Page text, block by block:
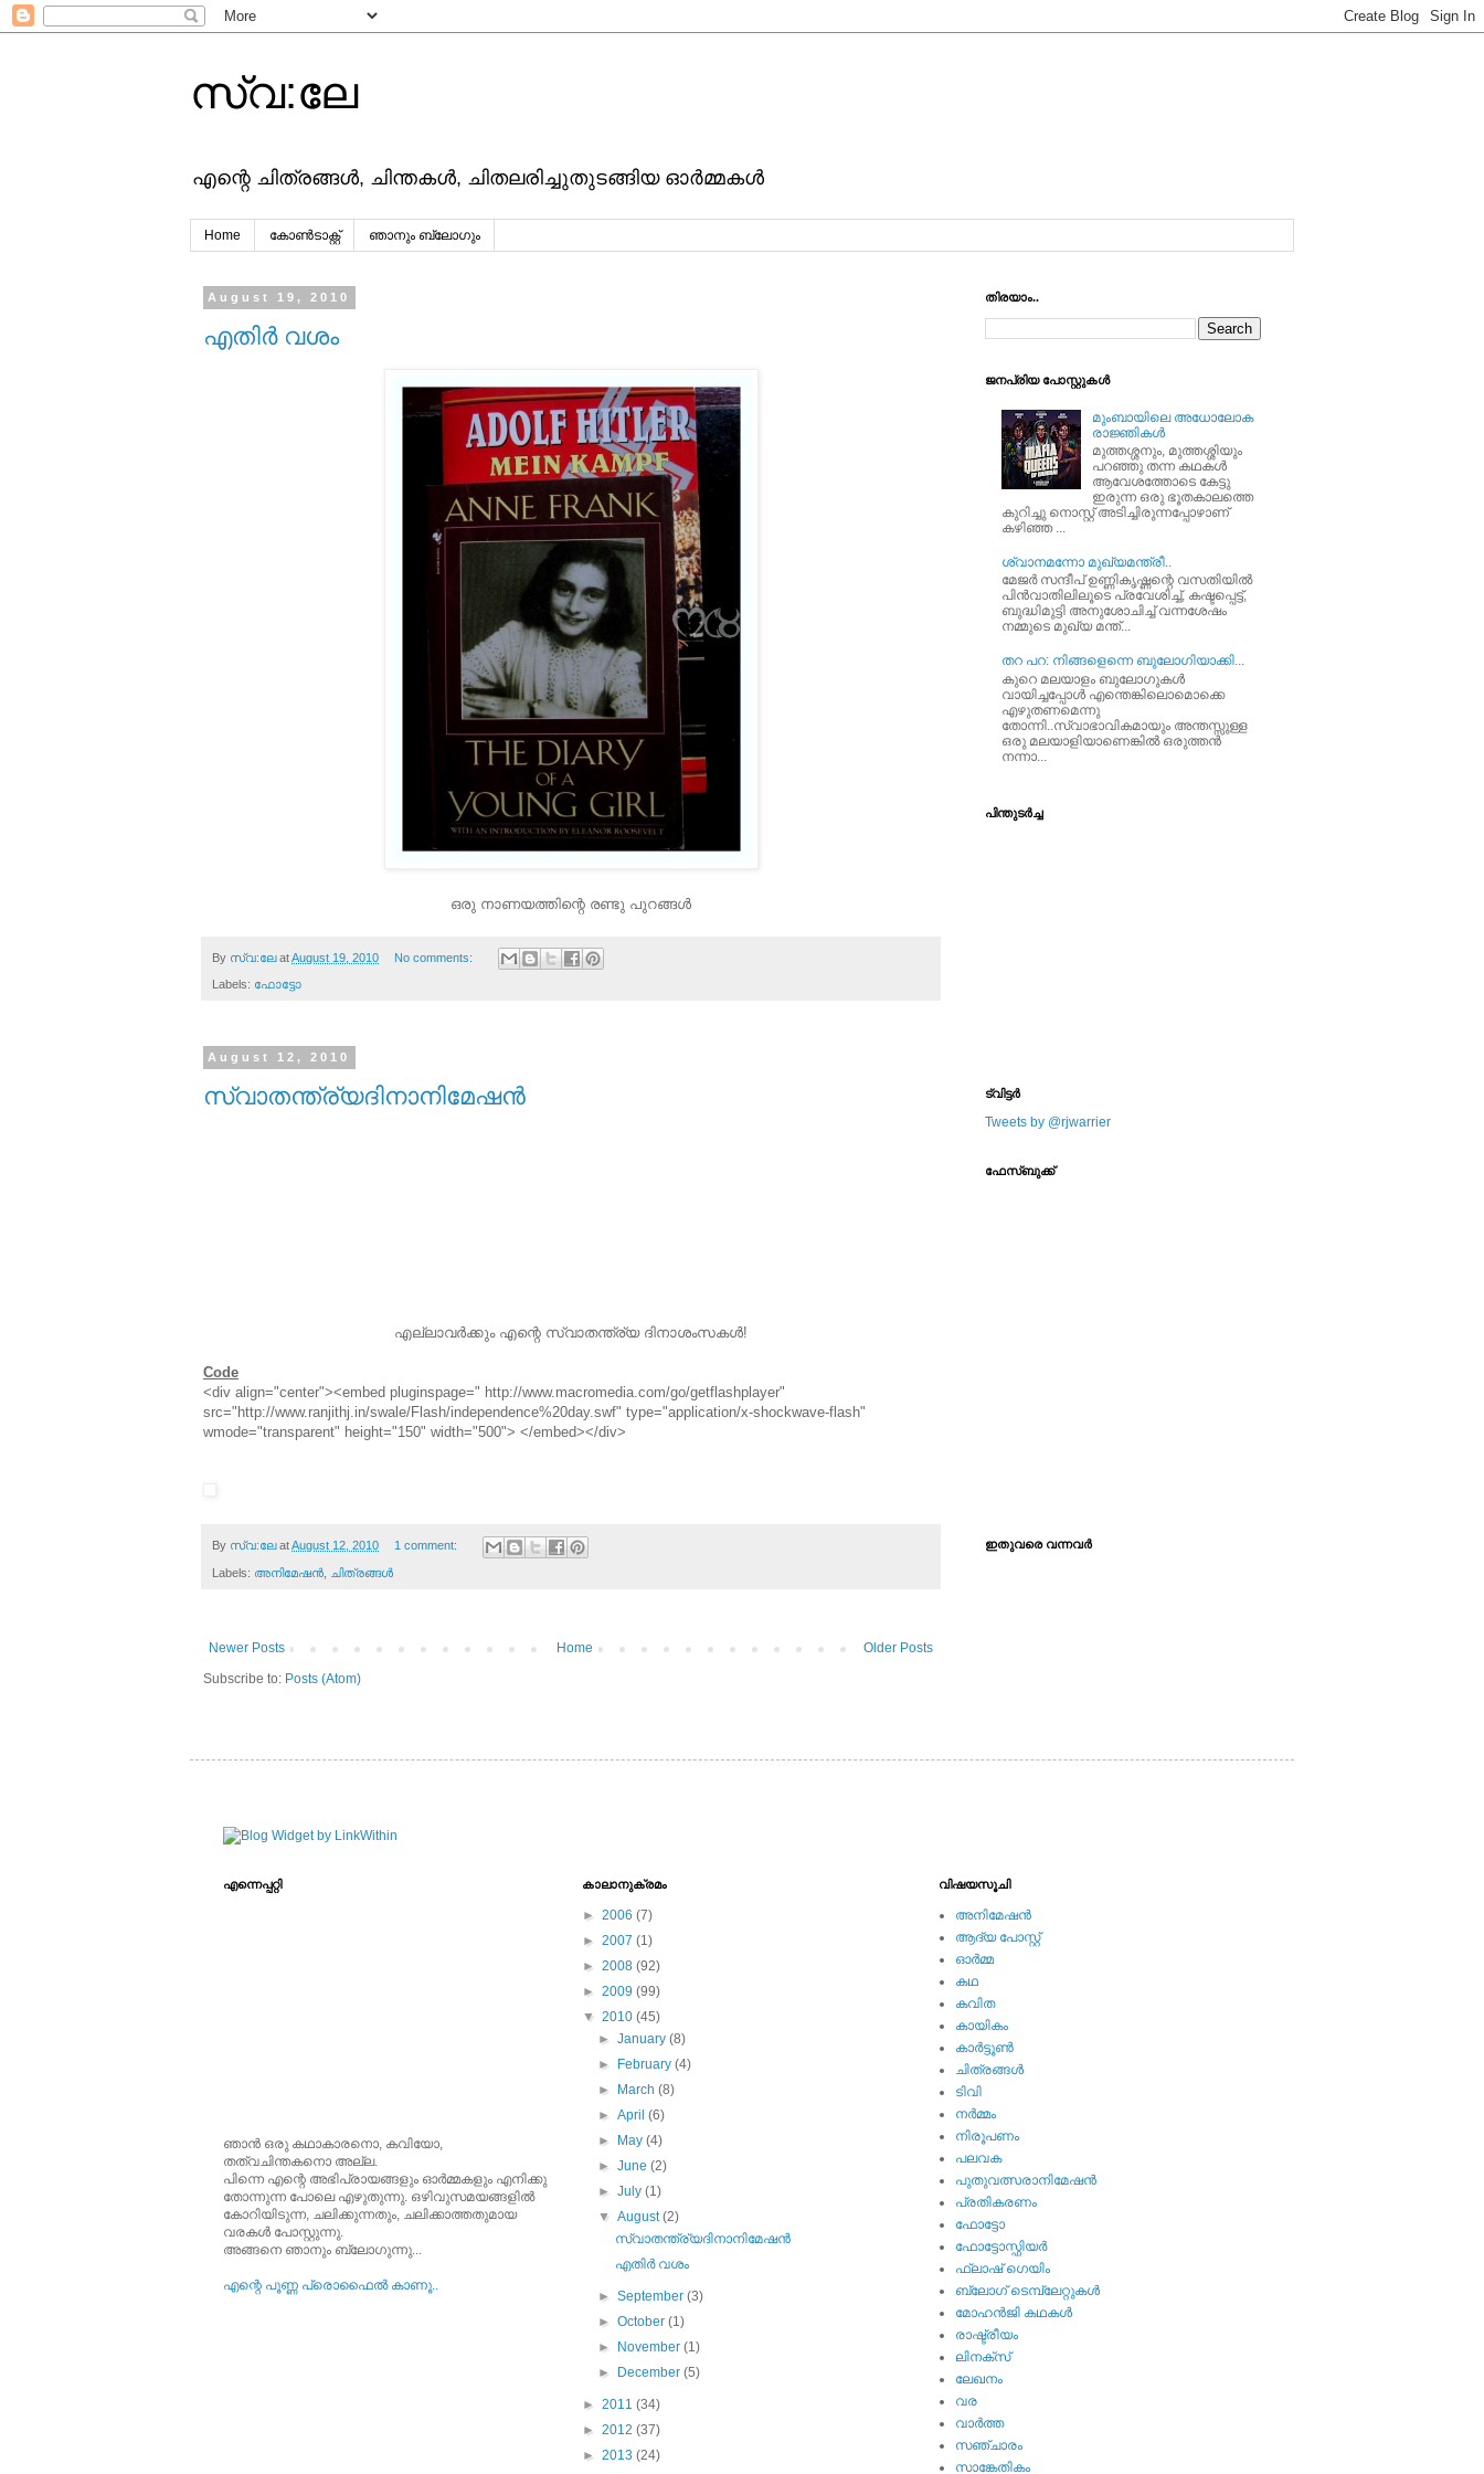
സ്വ:ലേ
എന്റെ ചിത്രങ്ങള്‍, ചിന്തകള്‍, ചിതലരിച്ചുതുടങ്ങിയ ഓര്‍മ്മകള്‍
Home കോൺടാക്റ്റ് ഞാനും ബ്ലോഗും
August 19, 2010
എതിര്‍ വശം
ഒരു നാണയത്തിന്റെ രണ്ടു പുറങ്ങള്‍
By സ്വ:ലേ atAugust 19, 2010 No comments:
Labels: ഫോട്ടോ
August 12, 2010
സ്വാതന്ത്ര്യദിനാനിമേഷന്‍
എല്ലാവര്‍ക്കും എന്റെ സ്വാതന്ത്ര്യ ദിനാശംസകള്‍!
Code
<div align="center"><embed pluginspage=" http://www.macromedia.com/go/getflashplayer"
src="http://www.ranjithj.in/swale/Flash/independence%20day.swf" type="application/x-shockwave-flash"
wmode="transparent" height="150" width="500"> </embed></div>
By സ്വ:ലേ atAugust 12, 2010 1 comment:
Labels: അനിമേഷന്‍ ചിത്രങ്ങള്‍
Newer Posts Older Posts
Home
Subscribe to: Posts (Atom)
തിരയാം..
ജനപ്രിയ പോസ്റ്റുകള്‍
മുംബായിലെ അധോലോക
രാജ്ഞികള്‍
മുത്തശ്ശനും, മുത്തശ്ശിയും
പറഞ്ഞു തന്ന കഥകള്‍
ആവേശത്തോടെ കേട്ടു
ഇരുന്ന ഒരു ഭൂതകാലത്തെ
കുറിച്ചു നൊസ്റ്റ് അടിച്ചിരുന്നപ്പോഴാണ്
കഴിഞ്ഞ ...
ശ്വാനമന്നോ മുഖ്യമന്ത്രീ..
മേജര്‍ സന്ദീപ്‌ ഉണ്ണികൃഷ്ണന്റെ വസതിയില്‍
പിന്‍വാതിലിലൂടെ പ്രവേശിച്ച്‌, കഷ്ടപ്പെട്ട്‌,
ബുദ്ധിമുട്ടി അനുശോചിച്ച്‌ വന്നശേഷം
നമ്മുടെ മുഖ്യ മന്ത്...
തറ പറ: നിങ്ങളെന്നെ ബുലോഗിയാക്കി...
കുറെ മലയാളം ബുലോഗുകള്‍
വായിച്ചപ്പോള്‍ എന്തെങ്കിലൊമൊക്കെ
എഴുതണമെന്നു
തോന്നി..സ്വാഭാവികമായും അന്തസ്സുള്ള
ഒരു മലയാളിയാണെങ്കില്‍ ഒരുത്തന്‍
നന്നാ...
പിന്തുടര്‍ച്ച
ട്വിട്ടര്‍
Tweets by @rjwarrier
ഫേസ്ബുക്ക്
ഇതുവരെ വന്നവര്‍
എന്നെപ്പറ്റി
ഞാന്‍ ഒരു കഥാകാരനൊ, കവിയോ,
തത്വചിന്തകനൊ അല്ല.
പിന്നെ എന്റെ അഭിപ്രായങ്ങളും ഓര്‍മ്മകളും എനിക്കു
തോന്നുന്ന പോലെ എഴുതുന്നു. ഒഴിവുസമയങ്ങളില്‍
കോറിയിടുന്ന, ചലിക്കുന്നതും, ചലിക്കാത്തതുമായ
വരകള്‍ പോസ്റ്റുന്നു.
അങ്ങനെ ഞാനും ബ്ലോഗുന്നു...
എന്റെ പൂ‍ണ്ണ പ്രൊഫൈല്‍ കാണൂ..
കാലാനുക്രമം
► 2006 (7)
► 2007 (1)
► 2008 (92)
► 2009 (99)
▼ 2010 (45)
►January(8)
► February(4)
► March(8)
►April(6)
► May(4)
►June(2)
►July(1)
▼August(2)
സ്വാതന്ത്ര്യദിനാനിമേഷന്‍
എതിര്‍ വശം
►September(3)
►October(1)
► November(1)
► December(5)
► 2011 (34)
► 2012 (37)
► 2013 (24)
വിഷയസൂചി
അനിമേഷന്‍
ആദ്യ പോസ്റ്റ്
ഓര്‍മ്മ
കഥ
കവിത
കായികം
കാര്‍ട്ടൂണ്‍
ചിത്രങ്ങള്‍
ടിവി
നര്‍മ്മം
നിരൂപണം
പലവക
പുതുവത്സരാനിമേഷന്‍
പ്രതികരണം
ഫോട്ടോ
ഫോട്ടോസ്ഫിയര്‍
ഫ്ലാഷ്‌ ഗെയിം
ബ്ലോഗ് ടെമ്പ്ലേറ്റുകള്‍
മോഹന്‍ജി കഥകള്‍
രാഷ്ട്രീയം
ലിനക്സ്
ലേഖനം
വര
വാര്‍ത്ത
സഞ്ചാരം
സാങ്കേതികം